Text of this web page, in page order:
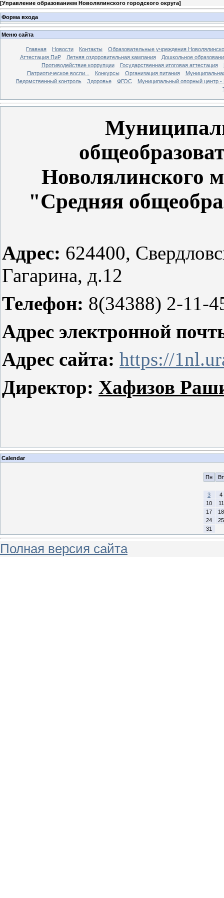
[Управление образованием Новолялинского городского округа]
Форма входа
Меню сайта
Главная Новости Контакты
Образовательные учреждения
Аттестация ПиР
Летняя оздоровительная кампания
Дошкольное
Противодействие коррупции
Государственная итоговая аттестация
Патриотическое воспи...
Конкурсы Организация питания
Ведомственный контроль
Здоровье ФГОС
Муниципальный опорный центр
Новолялинского
"Средняя
Адрес: 624400,
Гагарина, д.12
Телефон: 8(34388) 2-11-
Адрес электронной
Адрес сайта: https://
Директор: Хафизов
Calendar
Пн
Вт
3
4
10
11
17
18
24
25
31
Полная версия сайта